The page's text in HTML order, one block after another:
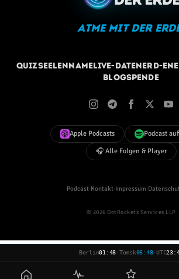
Atme mit der
QuizSeelennameLive-DatenErd-
BlogSpende
Apple Podcasts
Podcast
🎧 Alle Folgen & Player
Podcast·Kontakt·Impressum·
© 2026 DotRockets Services LLP
Berlin01:48·Tomsk06:48·UTC